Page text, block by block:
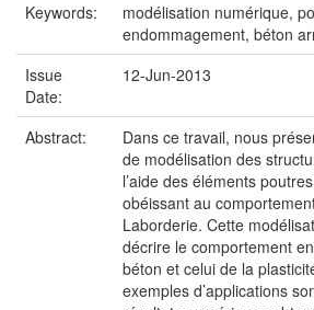
Keywords:
modélisation numérique,
endommagement, béton
Issue
Date:
12-Jun-2013
Abstract:
Dans ce travail, nous
de modélisation des
l’aide des éléments
obéissant au
Laborderie. Cette
décrire le comportement
béton et celui de la
exemples d’applications